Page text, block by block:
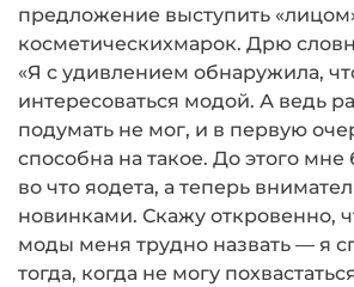
предложение выступить
косметическихмарок. Дрю
«Я с удивлением обнаружила,
интересо­ваться модой. А ведь
подумать не мог, и в первую
способна на такое. До этого мне
во что яодета, а теперь
новинками. Скажу откровенно,
моды меня трудно назвать — я
тогда, когда не могу